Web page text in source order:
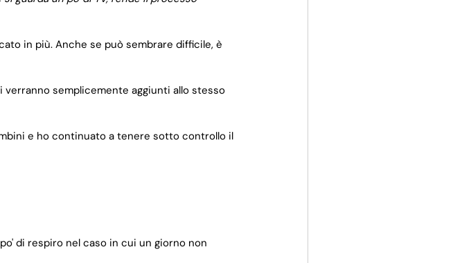
in più. Anche se può sembrare difficile, è
verranno semplicemente aggiunti allo stesso
e ho continuato a tenere sotto controllo il
di respiro nel caso in cui un giorno non